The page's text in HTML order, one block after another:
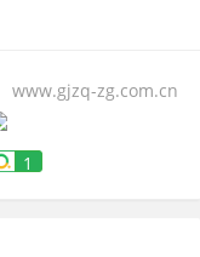
www.gjzq-zg.com.cn
1